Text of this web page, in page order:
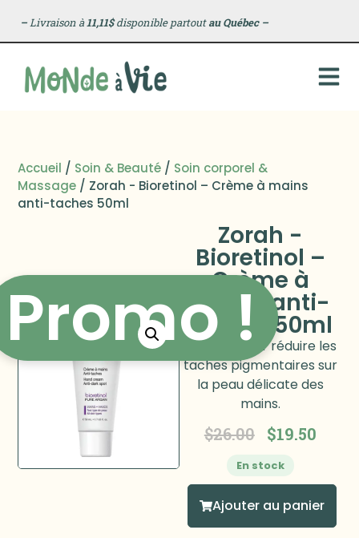
–Livraison à11,11$disponible partoutau Québec –
Accueil / Soin & Beauté / Soin corporel &
Massage / Zorah - Bioretinol – Crème à mains
anti-taches 50ml
Promo !
Zorah -
Bioretinol –
Crème à
mains anti-
taches 50ml
Parfaite pour réduire les
taches pigmentaires sur
la peau délicate des
mains.
$26.00 $19.50
En stock
Ajouter au panier